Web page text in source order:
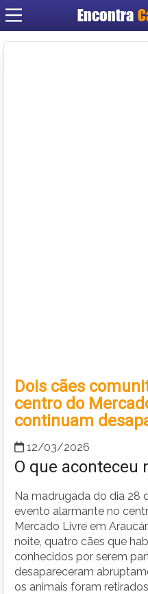
Encontra
Dois cães
centro do
continuam
12/03/2026
O que aconteceu
Na madrugada do dia 28
evento alarmante no
Mercado Livre em
noite, quatro cães que
conhecidos por serem
desapareceram
os animais foram